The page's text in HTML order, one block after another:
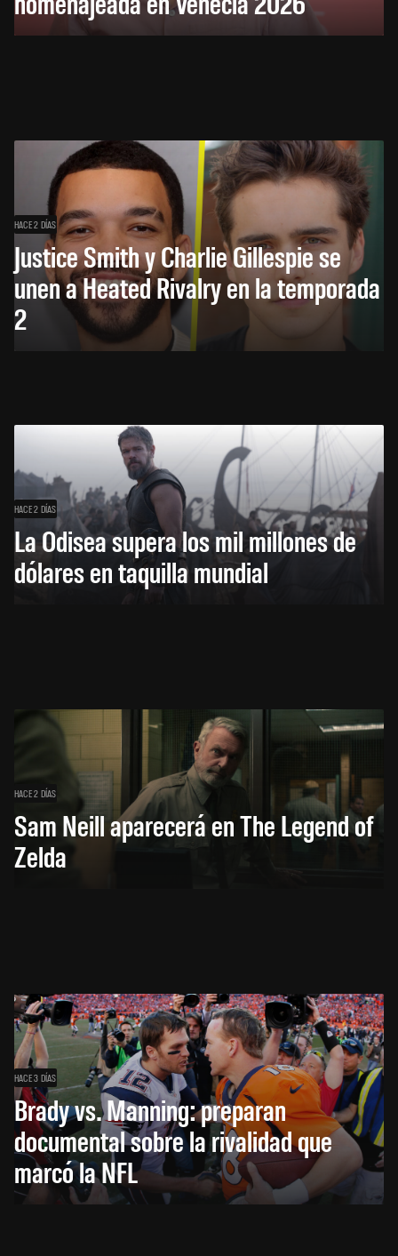
HACE 2 DÍAS
Justice Smith y Charlie Gillespie se
unen a Heated Rivalry en la temporada
2
HACE 2 DÍAS
La Odisea supera los mil millones de
dólares en taquilla mundial
HACE 2 DÍAS
Sam Neill aparecerá en The Legend of
Zelda
HACE 3 DÍAS
Brady vs. Manning: preparan
documental sobre la rivalidad que
marcó la NFL